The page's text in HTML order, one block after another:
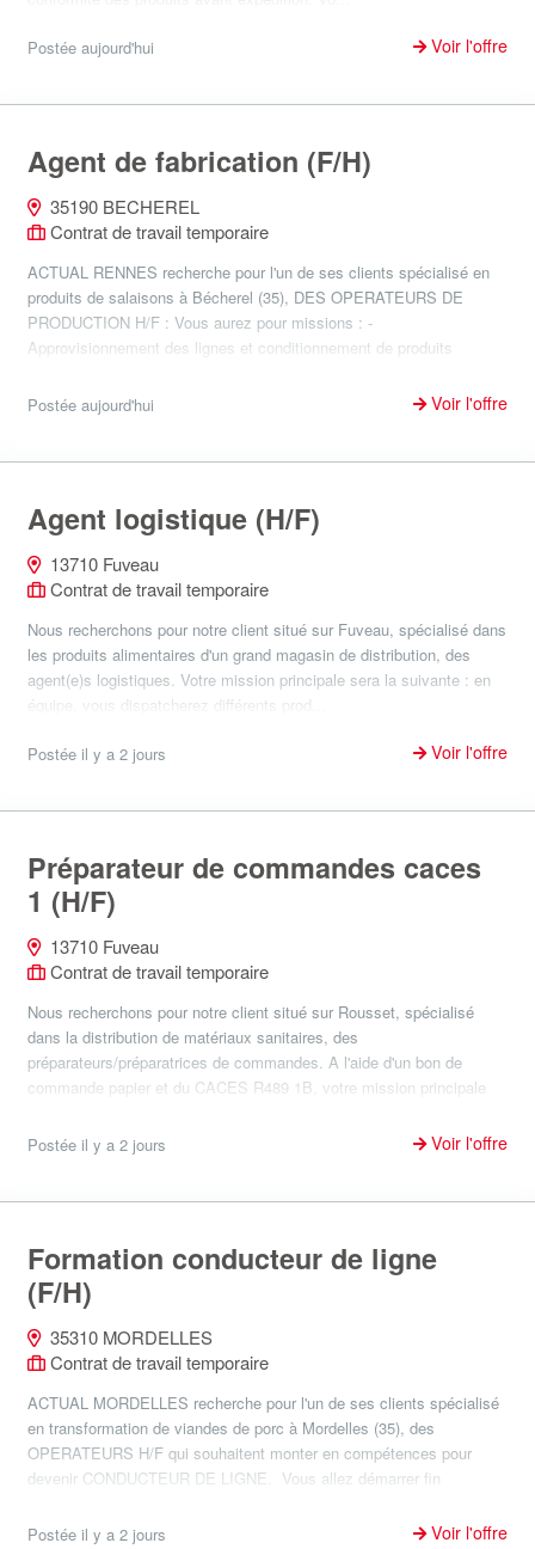
Postée aujourd'hui Voir l'offre
Agent de fabrication (F/H)
35190 BECHEREL
Contrat de travail temporaire
ACTUAL RENNES recherche pour l'un de ses clients spécialisé en
produits de salaisons à Bécherel (35), DES OPERATEURS DE
PRODUCTION H/F : Vous aurez pour missions : -
Approvisionnement des lignes et conditionnement de produits
Postée aujourd'hui
Voir l'offre
Agent logistique (H/F)
13710 Fuveau
Contrat de travail temporaire
Nous recherchons pour notre client situé sur Fuveau, spécialisé dans
les produits alimentaires d'un grand magasin de distribution, des
agent(e)s logistiques. Votre mission principale sera la suivante : en
équipe, vous dispatcherez différents prod...
Postée il y a 2 jours Voir l'offre
Préparateur de commandes caces
1 (H/F)
13710 Fuveau
Contrat de travail temporaire
Nous recherchons pour notre client situé sur Rousset, spécialisé
dans la distribution de matériaux sanitaires, des
préparateurs/préparatrices de commandes. A l'aide d'un bon de
commande papier et du CACES R489 1B, votre mission principale
Postée il y a 2 jours
Voir l'offre
Formation conducteur de ligne
(F/H)
35310 MORDELLES
Contrat de travail temporaire
ACTUAL MORDELLES recherche pour l'un de ses clients spécialisé
en transformation de viandes de porc à Mordelles (35), des
OPERATEURS H/F qui souhaitent monter en compétences pour
devenir CONDUCTEUR DE LIGNE. Vous allez démarrer fin
Postée il y a 2 jours
Voir l'offre